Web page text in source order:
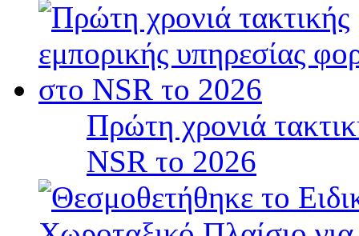
Πρώτη χρονιά
NSR το 2026